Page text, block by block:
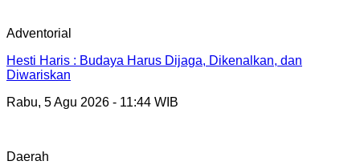
Adventorial
Hesti Haris : Budaya Harus Dijaga, Dikenalkan, dan
Diwariskan
Rabu, 5 Agu 2026 - 11:44 WIB
Daerah